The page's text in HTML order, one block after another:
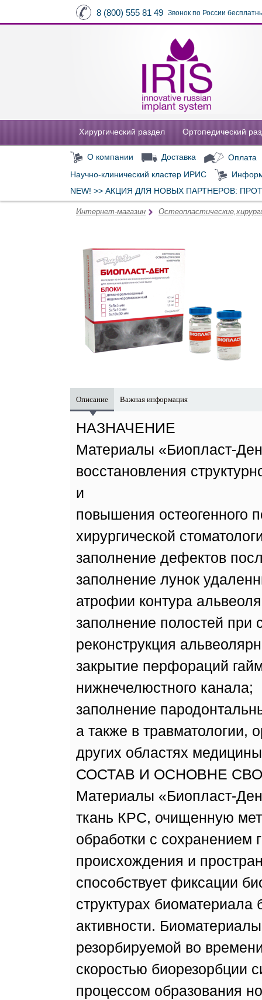
8 (800) 555 81 49 Звонок по России
Хирургический раздел Ортопедический
О компании Доставка
Оплата
Научно-клинический кластер ИРИС
NEW! >> АКЦИЯ ДЛЯ НОВЫХ ПАРТНЕРОВ:
Интернет-магазин
Описание Важная информация
НАЗНАЧЕНИЕ
Материалы «Биопласт-
восстановления
и
повышения остеогенного
хирургической
заполнение дефектов
заполнение лунок
атрофии контура
заполнение полостей при
реконструкция
закрытие перфораций
нижнечелюстного канала;
заполнение
а также в травматологии,
других областях
СОСТАВ И ОСНОВНЕ
Материалы «Биопласт-
ткань КРС, очищенную
обработки с сохранением
происхождения и
способствует фиксации
структурах биоматериала
активности.
резорбируемой во
скоростью биорезорбции
процессом образования